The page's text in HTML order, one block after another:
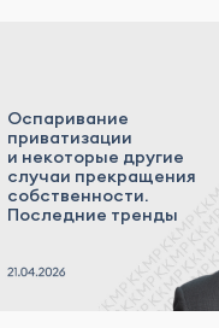
Оспаривание
приватизации
и некоторые другие
случаи прекращения
собственности.
Последние тренды